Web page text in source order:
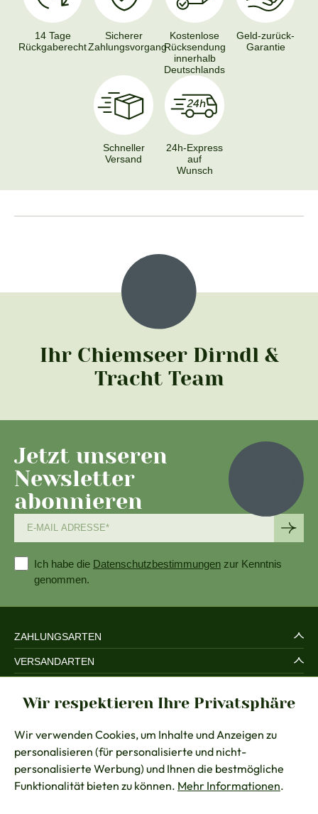
14 Tage
Rückgaberecht
Sicherer
Zahlungsvorgang
Kostenlose
Rücksendung
innerhalb
Deutschlands
Geld-zurück-
Garantie
Schneller
Versand
24h-Express
auf
Wunsch
Ihr Chiemseer Dirndl &
Tracht Team
Jetzt unseren
Newsletter
abonnieren
Ich habe die Datenschutzbestimmungen zur Kenntnis
genommen.
ZAHLUNGSARTEN
VERSANDARTEN
RECHTLICHES
BERATUNG
KONTAKT
Wir respektieren Ihre Privatsphäre
Wir verwenden Cookies, um Inhalte und Anzeigen zu
personalisieren (für personalisierte und nicht-
personalisierte Werbung) und Ihnen die bestmögliche
Funktionalität bieten zu können. Mehr Informationen.